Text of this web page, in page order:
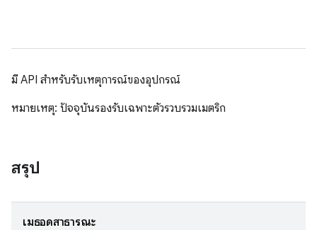
มี API สำหรับรับเหตุการณ์ของอุปกรณ์
หมายเหตุ: ปัจจุบันรองรับเฉพาะตัวรวบรวมเมตริก
สรุป
เมธอดสาธารณะ